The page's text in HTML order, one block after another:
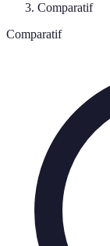
Comparatif
Comparatif